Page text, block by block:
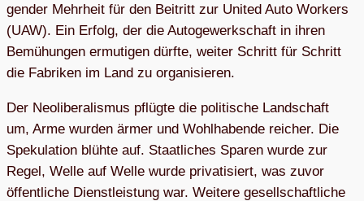
gen­der Mehr­heit für den Bei­tritt zur United Auto Workers
(UAW). Ein Erfolg, der die Auto­ge­werk­schaft in ihren
Bemü­hun­gen ermu­ti­gen dürfte, wei­ter Schritt für Schritt
die Fabri­ken im Land zu organisieren.
Der Neo­li­be­ra­lis­mus pflügte die poli­ti­sche Land­schaft
um, Arme wur­den ärmer und Wohl­ha­bende rei­cher. Die
Spe­ku­la­tion blühte auf. Staat­li­ches Spa­ren wurde zur
Regel, Welle auf Welle wurde pri­va­ti­siert, was zuvor
öffent­li­che Dienst­leis­tung war. Wei­tere gesell­schaft­li­che